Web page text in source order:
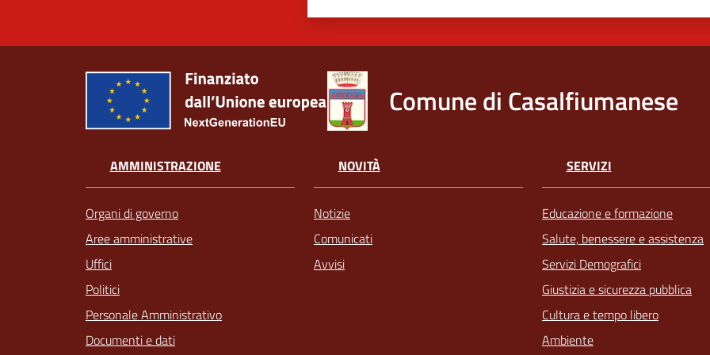
Comune di Casalfiumanese
AMMINISTRAZIONE
Organi di governo
Aree amministrative
Uffici
Politici
Personale Amministrativo
Documenti e dati
NOVITÀ
Notizie
Comunicati
Avvisi
SERVIZI
Educazione e formazione
Salute, benessere e assistenza
Servizi Demografici
Giustizia e sicurezza pubblica
Cultura e tempo libero
Ambiente